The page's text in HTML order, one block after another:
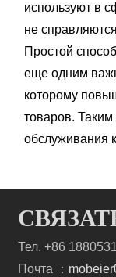
используют в
не
Простой
еще одним
которому
товаров.
обслуживания
Тел. +86
Почта ：